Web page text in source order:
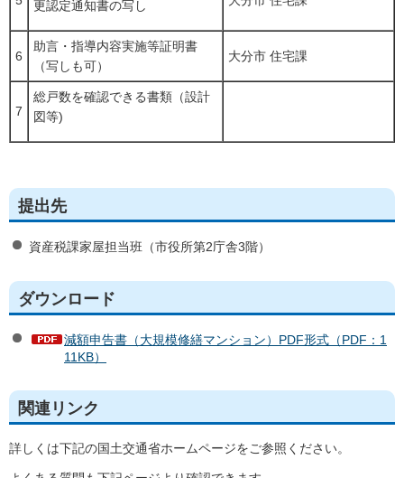
更認定通知書の写し
6
助言・指導内容実施等証明書
（写しも可）
大分市 住宅課
7
総戸数を確認できる書類（設計
図等)
提出先
資産税課家屋担当班（市役所第2庁舎3階）
ダウンロード
減額申告書（大規模修繕マンション）PDF形式（PDF：1
11KB）
関連リンク
詳しくは下記の国土交通省ホームページをご参照ください。